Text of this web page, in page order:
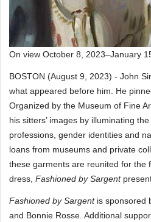
On view October 8, 2023–January
BOSTON (August 9, 2023) - John
what appeared before him. He
Organized by the Museum of Fine
his sitters’ images by illuminating
professions, gender identities and
loans from museums and private
these garments are reunited for the
dress, Fashioned by Sargent
Fashioned by Sargentis sponsored
and Bonnie Rosse. Additional